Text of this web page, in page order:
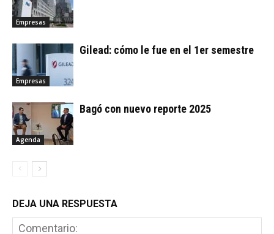
Empresas
Empresas
Gilead: cómo le fue en el 1er semestre
Agenda
Bagó con nuevo reporte 2025
DEJA UNA RESPUESTA